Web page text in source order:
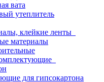
вата
утеплитель
клейкие ленты
материалы
для гипсокартона